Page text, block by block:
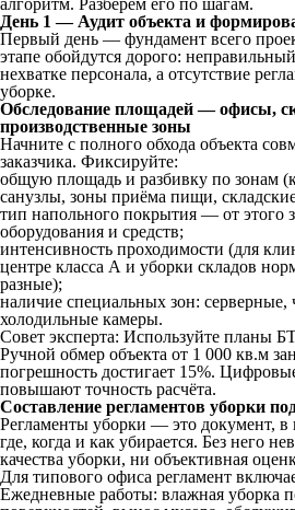
День 1 — Аудит объекта и
Первый день — фундамент всего
этапе обойдутся дорого:
нехватке персонала, а отсутствие
уборке.
Обследование площадей — офисы,
производственные зоны
Начните с полного обхода объекта
заказчика. Фиксируйте:
общую площадь и разбивку по зонам
санузлы, зоны приёма пищи,
тип напольного покрытия — от этого
оборудования и средств;
интенсивность проходимости (для
центре класса А и уборки складов
разные);
наличие специальных зон: серверные,
холодильные камеры.
Совет эксперта: Используйте планы
Ручной обмер объекта от 1 000 кв.м
погрешность достигает 15%.
повышают точность расчёта.
Составление регламентов уборки
Регламенты уборки — это документ, в
где, когда и как убирается. Без него
качества уборки, ни объективная
Для типового офиса регламент
Ежедневные работы: влажная уборка